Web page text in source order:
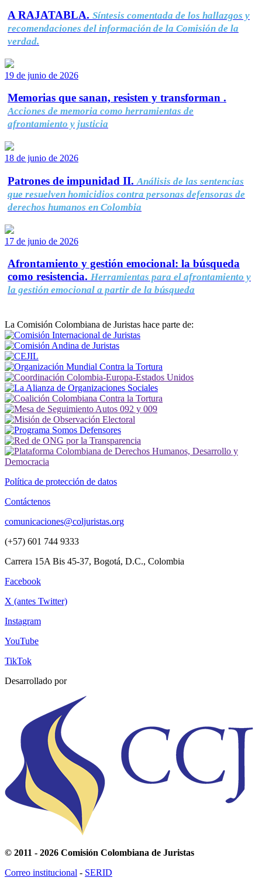
A RAJATABLA. Síntesis comentada de los hallazgos y
recomendaciones del información de la Comisión de la
verdad.
19 de junio de 2026
Memorias que sanan, resisten y transforman .
Acciones de memoria como herramientas de
afrontamiento y justicia
18 de junio de 2026
Patrones de impunidad II. Análisis de las sentencias
que resuelven homicidios contra personas defensoras de
derechos humanos en Colombia
17 de junio de 2026
Afrontamiento y gestión emocional: la búsqueda
como resistencia. Herramientas para el afrontamiento y
la gestión emocional a partir de la búsqueda
La Comisión Colombiana de Juristas hace parte de:
Política de protección de datos
Contáctenos
comunicaciones@coljuristas.org
(+57) 601 744 9333
Carrera 15A Bis 45-37, Bogotá, D.C., Colombia
Facebook
X (antes Twitter)
Instagram
YouTube
TikTok
Desarrollado por
© 2011 - 2026 Comisión Colombiana de Juristas
Correo institucional - SERID